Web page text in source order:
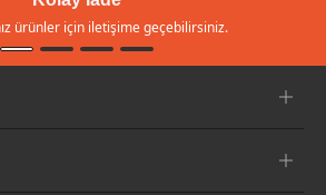
ürünler için iletişime geçebilirsiniz.